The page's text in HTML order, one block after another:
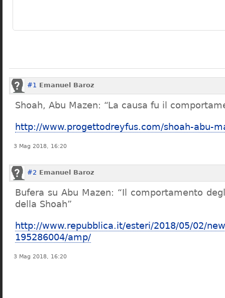
#1 Emanuel Baroz
Shoah, Abu Mazen: “La causa fu il
http://www.progettodreyfus.com/shoah-abu-
3 Mag 2018, 16:20
#2 Emanuel Baroz
Bufera su Abu Mazen: “Il comportamento
della Shoah”
http://www.repubblica.it/esteri/2018/05/02/
195286004/amp/
3 Mag 2018, 16:20